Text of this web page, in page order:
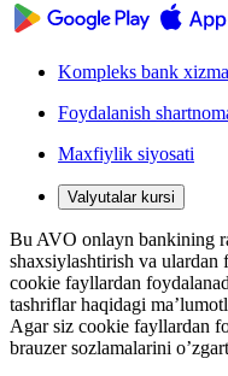
Kompleks bank
Foydalanish
Maxfiylik siyosati
Valyutalar kursi
Bu AVO onlayn bankining
shaxsiylashtirish va
cookie fayllardan
tashriflar haqidagi
Agar siz cookie fayllardan
brauzer sozlamalarini